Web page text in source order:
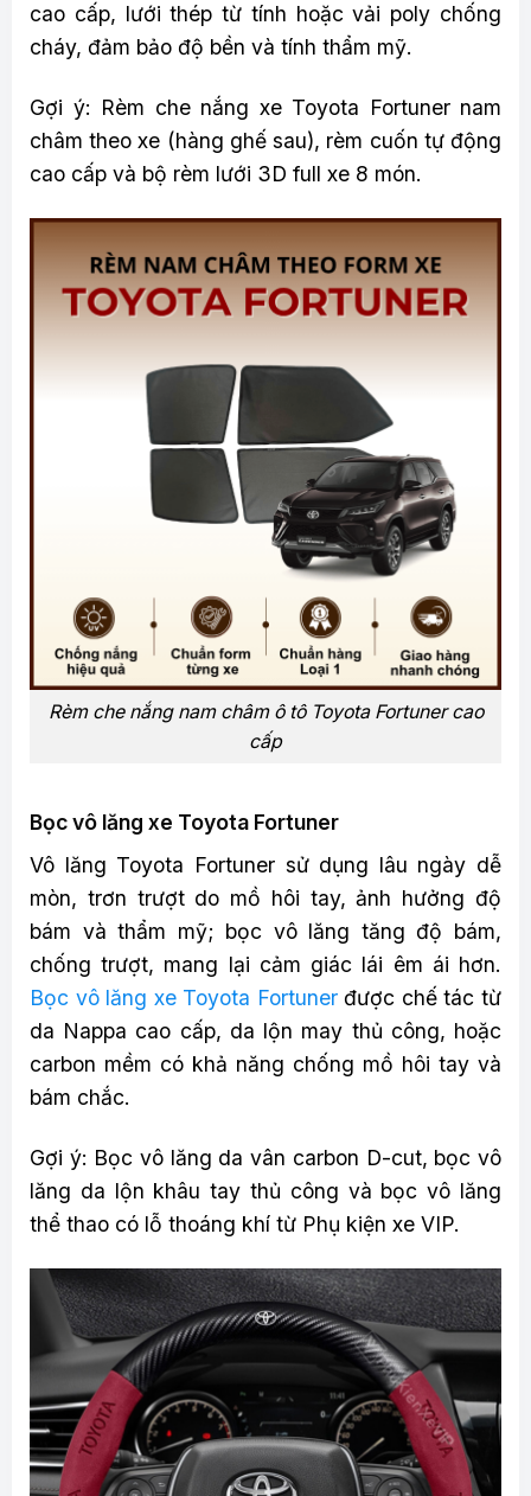
cao cấp, lưới thép từ tính hoặc vải poly chống
cháy, đảm bảo độ bền và tính thẩm mỹ.
Gợi ý: Rèm che nắng xe Toyota Fortuner nam
châm theo xe (hàng ghế sau), rèm cuốn tự động
cao cấp và bộ rèm lưới 3D full xe 8 món.
Rèm che nắng nam châm ô tô Toyota Fortuner cao
cấp
Bọc vô lăng xe Toyota Fortuner
Vô lăng Toyota Fortuner sử dụng lâu ngày dễ
mòn, trơn trượt do mồ hôi tay, ảnh hưởng độ
bám và thẩm mỹ; bọc vô lăng tăng độ bám,
chống trượt, mang lại cảm giác lái êm ái hơn.
Bọc vô lăng xe Toyota Fortunerđược chế tác từ
da Nappa cao cấp, da lộn may thủ công, hoặc
carbon mềm có khả năng chống mồ hôi tay và
bám chắc.
Gợi ý: Bọc vô lăng da vân carbon D-cut, bọc vô
lăng da lộn khâu tay thủ công và bọc vô lăng
thể thao có lỗ thoáng khí từ Phụ kiện xe VIP.